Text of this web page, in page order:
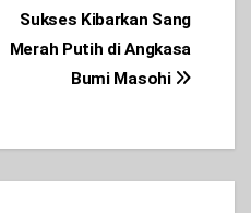
Sukses Kibarkan Sang
Merah Putih di Angkasa
Bumi Masohi